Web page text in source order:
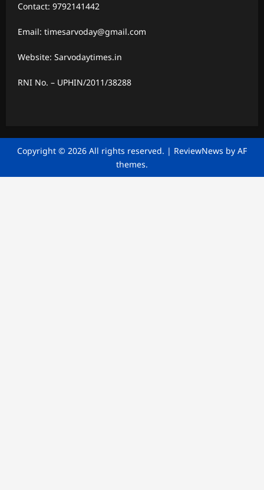
Contact: 9792141442
Email: timesarvoday@gmail.com
Website: Sarvodaytimes.in
RNI No. – UPHIN/2011/38288
Copyright © 2026 All rights reserved. | ReviewNews by AF
themes.